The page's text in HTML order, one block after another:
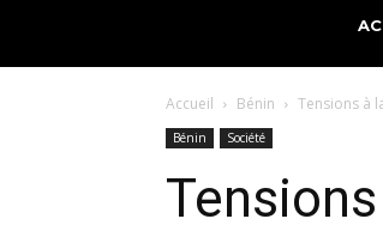
Accueil Bénin Tensions à
Bénin Société